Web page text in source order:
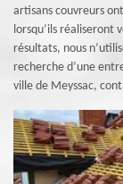
artisans couvreurs
lorsqu’ils réaliseront
résultats, nous
recherche d’une
ville de Meyssac,